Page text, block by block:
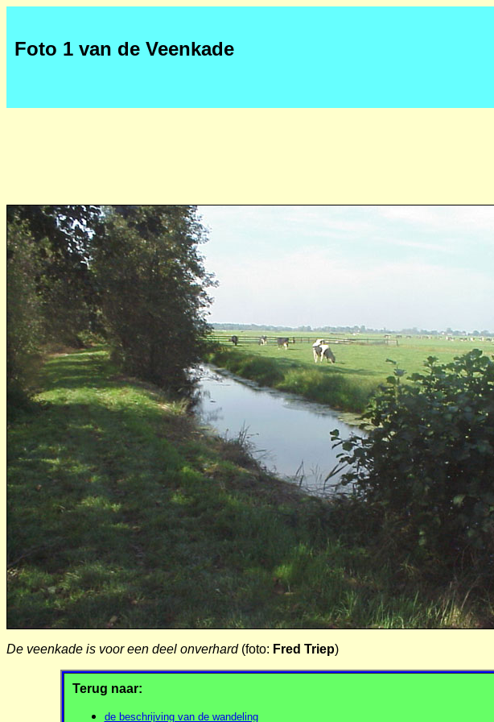
Foto 1 van de Veenkade
De veenkade is voor een deel onverhard(foto: Fred Triep)
Terug naar:
de beschrijving van de wandeling